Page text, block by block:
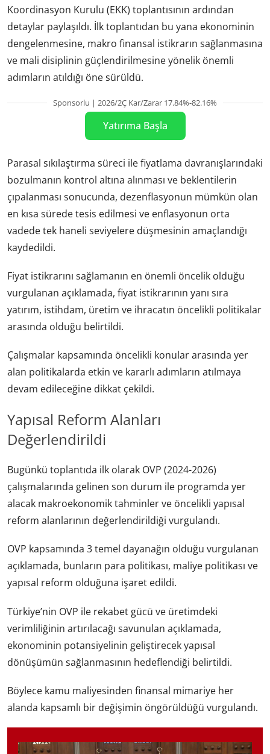
Koordinasyon Kurulu (EKK) toplantısının ardından
detaylar paylaşıldı. İlk toplantıdan bu yana ekonominin
dengelenmesine, makro finansal istikrarın sağlanmasına
ve mali disiplinin güçlendirilmesine yönelik önemli
adımların atıldığı öne sürüldü.
Sponsorlu | 2026/2Ç Kar/Zarar 17.84%-82.16%
Yatırıma Başla
Parasal sıkılaştırma süreci ile fiyatlama davranışlarındaki
bozulmanın kontrol altına alınması ve beklentilerin
çıpalanması sonucunda, dezenflasyonun mümkün olan
en kısa sürede tesis edilmesi ve enflasyonun orta
vadede tek haneli seviyelere düşmesinin amaçlandığı
kaydedildi.
Fiyat istikrarını sağlamanın en önemli öncelik olduğu
vurgulanan açıklamada, fiyat istikrarının yanı sıra
yatırım, istihdam, üretim ve ihracatın öncelikli politikalar
arasında olduğu belirtildi.
Çalışmalar kapsamında öncelikli konular arasında yer
alan politikalarda etkin ve kararlı adımların atılmaya
devam edileceğine dikkat çekildi.
Yapısal Reform Alanları
Değerlendirildi
Bugünkü toplantıda ilk olarak OVP (2024-2026)
çalışmalarında gelinen son durum ile programda yer
alacak makroekonomik tahminler ve öncelikli yapısal
reform alanlarının değerlendirildiği vurgulandı.
OVP kapsamında 3 temel dayanağın olduğu vurgulanan
açıklamada, bunların para politikası, maliye politikası ve
yapısal reform olduğuna işaret edildi.
Türkiye’nin OVP ile rekabet gücü ve üretimdeki
verimliliğinin artırılacağı savunulan açıklamada,
ekonominin potansiyelinin geliştirecek yapısal
dönüşümün sağlanmasının hedeflendiği belirtildi.
Böylece kamu maliyesinden finansal mimariye her
alanda kapsamlı bir değişimin öngörüldüğü vurgulandı.